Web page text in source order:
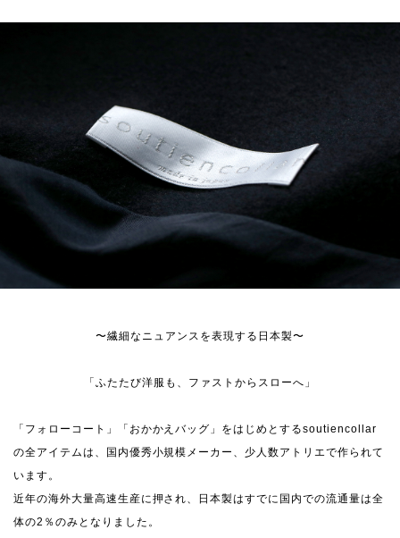
〜繊細なニュアンスを表現する日本製〜
「ふたたび洋服も、ファストからスローへ」
「フォローコート」「おかかえバッグ」をはじめとするsoutiencollar
の全アイテムは、国内優秀小規模メーカー、少人数アトリエで作られて
います。
近年の海外大量高速生産に押され、日本製はすでに国内での流通量は全
体の2％のみとなりました。